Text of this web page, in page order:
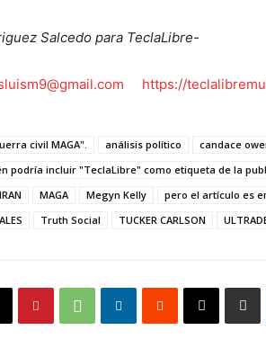
Salcedo para TeclaLibre-
https://
civil MAGA". análisis político candace
podría incluir "TeclaLibre" como etiqueta de la
IRAN MAGA Megyn Kelly
pero el artículo es
Truth Social TUCKER CARLSON